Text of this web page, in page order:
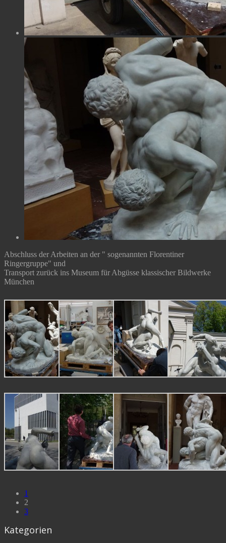
Abschluss der Arbeiten an der " sogenannten Florentiner
Ringergruppe" und
Transport zurück ins Museum für Abgüsse klassischer Bildwerke
München
1
2
3
Kategorien